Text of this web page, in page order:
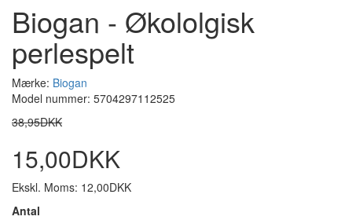
Biogan - Økololgisk
perlespelt
Mærke: Biogan
Model nummer: 5704297112525
38,95DKK
15,00DKK
Ekskl. Moms: 12,00DKK
Antal